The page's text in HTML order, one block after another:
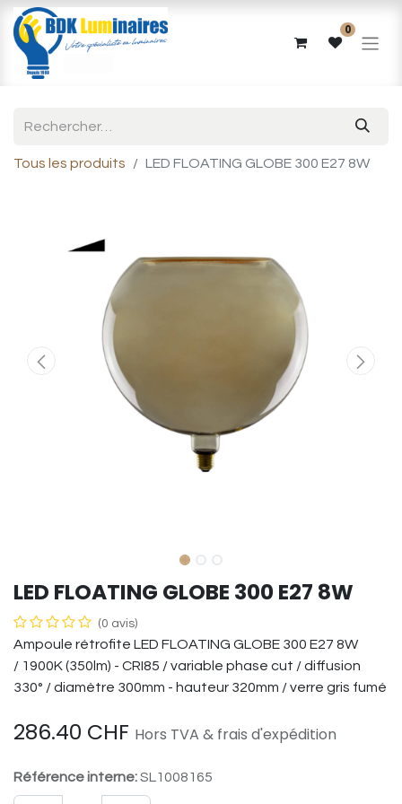
0
Tous les produits LED FLOATING GLOBE 300 E27 8W
LED FLOATING GLOBE 300 E27 8W
(0 avis)
Ampoule rétrofite LED FLOATING GLOBE 300 E27 8W
/ 1900K (350lm) - CRI85 / variable phase cut / diffusion
330° / diamètre 300mm - hauteur 320mm / verre gris fumé
286.40 CHF Hors TVA & frais d'expédition
Référence interne:SL1008165